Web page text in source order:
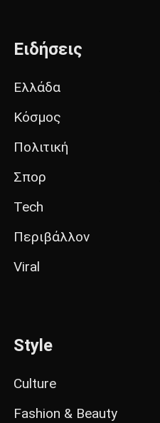
Ειδήσεις
Ελλάδα
Κόσμος
Πολιτική
Σπορ
Tech
Περιβάλλον
Viral
Style
Culture
Fashion & Beauty